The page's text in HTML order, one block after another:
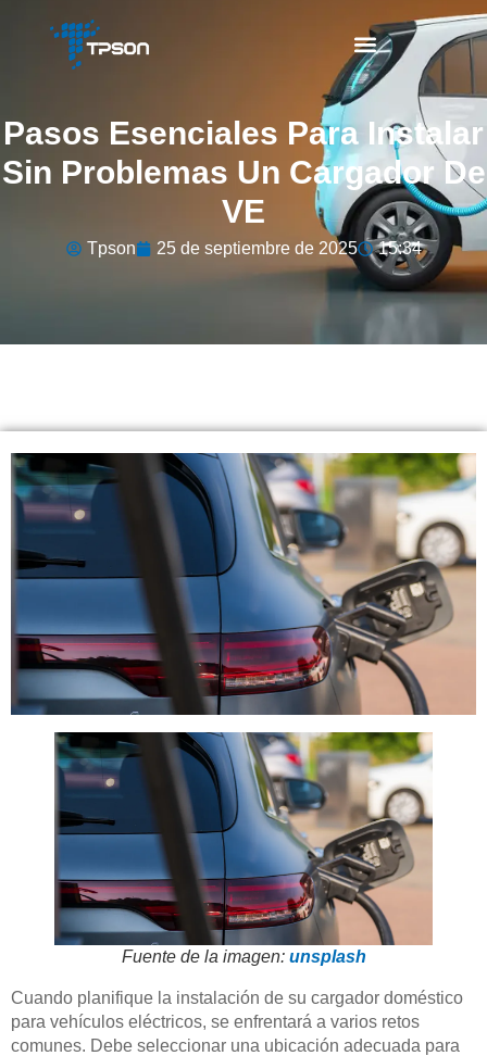
Pasos Esenciales Para Instalar
Sin Problemas Un Cargador De
VE
Tpson 25 de septiembre de 2025 15:34
Fuente de la imagen: unsplash
Cuando planifique la instalación de su cargador doméstico
para vehículos eléctricos, se enfrentará a varios retos
comunes. Debe seleccionar una ubicación adecuada para